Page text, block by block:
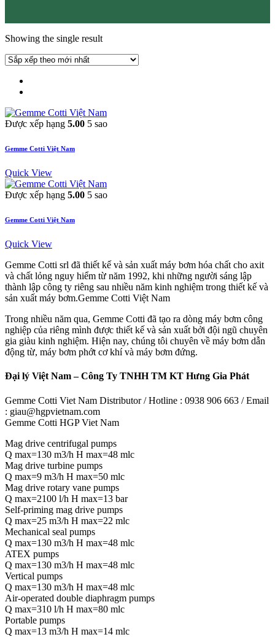
Showing the single result
Được xếp hạng 5.00 5 sao
Gemme Cotti Việt Nam
Quick View
Được xếp hạng 5.00 5 sao
Gemme Cotti Việt Nam
Quick View
Gemme Cotti srl đã thiết kế và sản xuất máy bơm hóa chất cho axit
và chất lỏng nguy hiểm từ năm 1992, khi những người sáng lập
thành lập công ty riêng sau nhiều năm kinh nghiệm trong thiết kế và
sản xuất máy bơm.Gemme Cotti Việt Nam
Trong nhiều năm qua, Gemme Cotti đã tạo ra dòng máy bơm công
nghiệp của riêng mình được thiết kế và sản xuất bởi đội ngũ chuyên
gia giàu kinh nghiệm. Hiện nay, chúng tôi chuyên về máy bơm dẫn
động từ, máy bơm phớt cơ khí và máy bơm đứng.
Đại lý Việt Nam – Công Ty TNHH TM KT Hưng Gia Phát
Gemme Cotti Viet Nam Distributor / Hotline : 0938 906 663 / Email
: giau@hgpvietnam.com
Gemme Cotti HGP Viet Nam
Mag drive centrifugal pumps
Q max=130 m3/h H max=48 mlc
Mag drive turbine pumps
Q max=9 m3/h H max=50 mlc
Mag drive rotary vane pumps
Q max=2100 l/h H max=13 bar
Self-priming mag drive pumps
Q max=25 m3/h H max=22 mlc
Mechanical seal pumps
Q max=130 m3/h H max=48 mlc
ATEX pumps
Q max=130 m3/h H max=48 mlc
Vertical pumps
Q max=130 m3/h H max=48 mlc
Air-operated double diaphragm pumps
Q max=310 l/h H max=80 mlc
Portable pumps
Q max=13 m3/h H max=14 mlc